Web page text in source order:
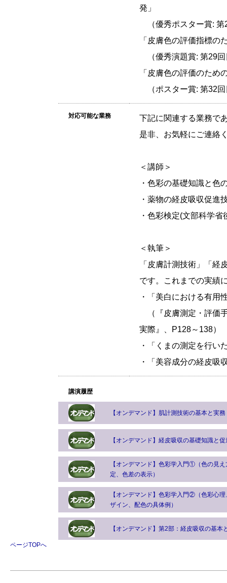
発」
（優秀ポスター賞: 第
「皮膚色の評価指標の
（優秀演題賞: 第29回
「皮膚色の評価のため
（ポスター賞: 第32回
対応可能な業務
下記に関連する業務で
是非、お気軽にご連絡
＜講師＞
・色彩の基礎知識と色
・薬物の経皮吸収促進
・色彩検定(文部科学
＜執筆＞
「皮膚計測技術」「経
です。これまでの実績
・「美白における有用
（『皮膚測定・評価
実際』、P128～138）
・「くまの測定を行い
・「美容成分の経皮吸
講演履歴
【オンデマンド】肌計測技術の基本と実務
【オンデマンド】経皮吸収の基礎知識と
【オンデマンド】色彩学入門①（色の見
定、色差の表示）
【オンデマンド】色彩学入門②（色彩心
ザイン、配色の具体例）
【オンデマンド】第2部：経皮吸収の基
ページTOPへ